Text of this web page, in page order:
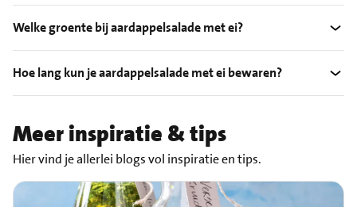
Welke groente bij aardappelsalade met ei?
Hoe lang kun je aardappelsalade met ei bewaren?
Meer inspiratie & tips
Hier vind je allerlei blogs vol inspiratie en tips.